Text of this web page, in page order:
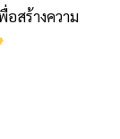
อสร้างความ